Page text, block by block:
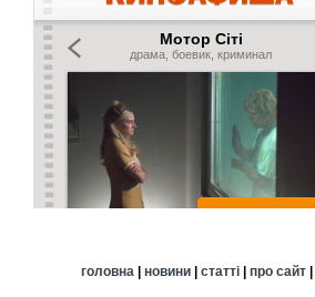
головна| новини| статті| про сайт|